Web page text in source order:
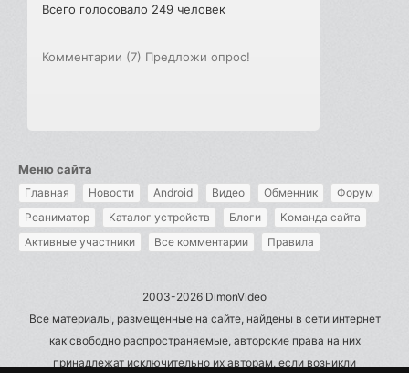
Всего голосовало 249 человек
Комментарии (7) Предложи опрос!
Меню сайта
Главная Новости Android Видео Обменник
Форум
Реаниматор
Каталог устройств Блоги
Команда сайта
Активные участники
Все комментарии Правила
2003-2026 DimonVideo
Все материалы, размещенные на сайте, найдены в сети интернет
как свободно распространяемые, авторские права на них
принадлежат исключительно их авторам, если возникли